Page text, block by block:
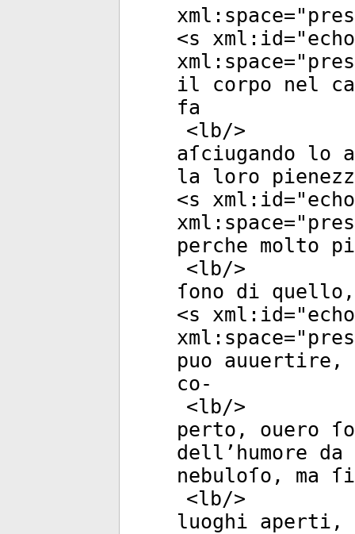
xml:space="
<s xml:id="
xml:space="
il corpo nel
fa
<lb/>
aſciugando lo
la loro
<s xml:id="
xml:space="
perche molto
<lb/>
ſono di
<s xml:id="
xml:space="
puo auuertire,
co-
<lb/>
perto, ouero
dell’humore
nebuloſo, ma
<lb/>
luoghi aperti,